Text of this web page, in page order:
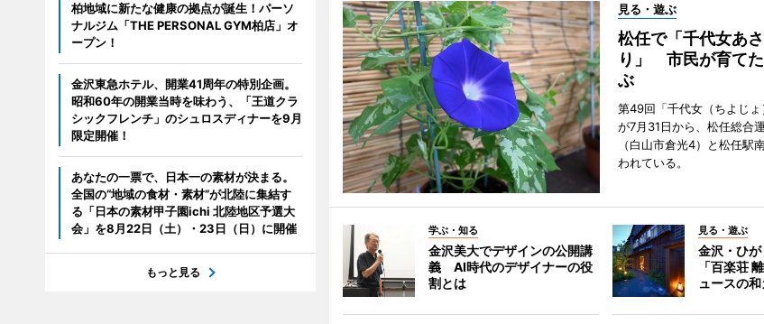
見る・遊ぶ
松任で「千代女あ
り」 市民が育て
ぶ
第49回「千代女（ちよじょ
が7月31日から、松任総合
（白山市倉光4）と松任駅
われている。
学ぶ・知る
金沢美大でデザインの公開講
義 AI時代のデザイナーの役
割とは
見る・遊ぶ
金沢・ひ
「百楽荘
ュースの
柏地域に新たな健康の拠点が誕生！パーソ
ナルジム「THE PERSONAL GYM柏店」オ
ープン！
金沢東急ホテル、開業41周年の特別企画。
昭和60年の開業当時を味わう、「王道クラ
シックフレンチ」のシュロスディナーを9月
限定開催！
あなたの一票で、日本一の素材が決まる。
全国の“地域の食材・素材”が北陸に集結す
る「日本の素材甲子園ichi 北陸地区予選大
会」を8月22日（土）・23日（日）に開催
もっと見る